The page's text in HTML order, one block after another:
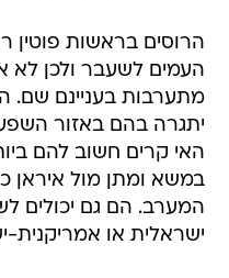
הרוסים בראשות פוטין
העמים לשעבר ולכן לא
מתערבות בעניינם שם.
יתגרה בהם באזור
האי קרים חשוב להם
במשא ומתן מול איראן
המערב. הם גם יכולים
ישראלית או אמריקנית-